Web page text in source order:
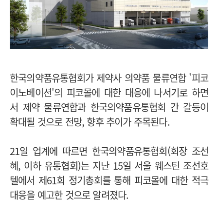
한국의약품유통협회가 제약사 의약품 물류연합 '피코
이노베이션'의 피코몰에 대한 대응에 나서기로 하면
서 제약 물류연합과 한국의약품유통협회 간 갈등이
확대될 것으로 전망, 향후 추이가 주목된다.
21일 업계에 따르면 한국의약품유통협회(회장 조선
혜, 이하 유통협회)는 지난 15일 서울 웨스틴 조선호
텔에서 제61회 정기총회를 통해 피코몰에 대한 적극
대응을 예고한 것으로 알려졌다.